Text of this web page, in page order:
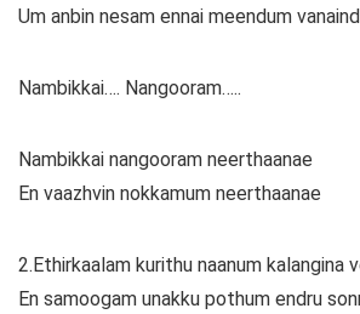
Um anbin nesam ennai meendum
Nambikkai…. Nangooram…..
Nambikkai nangooram neerthaanae
En vaazhvin nokkamum neerthaanae
2.Ethirkaalam kurithu naanum kalangina
En samoogam unakku pothum endru